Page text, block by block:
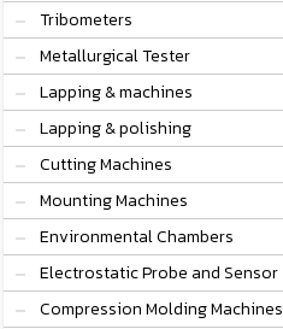
Tribometers
Metallurgical Tester
Lapping & machines
Lapping & polishing
Cutting Machines
Mounting Machines
Environmental Chambers
Electrostatic Probe and Sensor
Compression Molding Machines